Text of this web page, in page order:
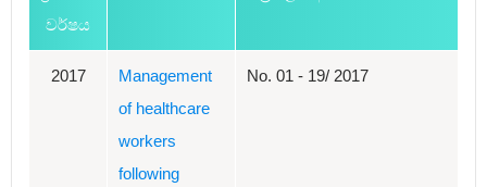
වර්ෂය
2017
Management
of healthcare
workers
following
No. 01 - 19/ 2017